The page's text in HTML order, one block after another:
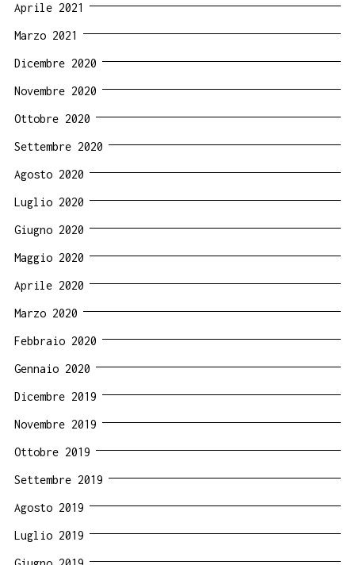
Aprile 2021
Marzo 2021
Dicembre 2020
Novembre 2020
Ottobre 2020
Settembre 2020
Agosto 2020
Luglio 2020
Giugno 2020
Maggio 2020
Aprile 2020
Marzo 2020
Febbraio 2020
Gennaio 2020
Dicembre 2019
Novembre 2019
Ottobre 2019
Settembre 2019
Agosto 2019
Luglio 2019